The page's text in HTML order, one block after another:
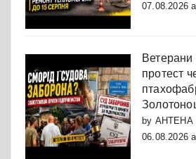
07.08.2026
протест
by АНТЕНА |
06.08.2026